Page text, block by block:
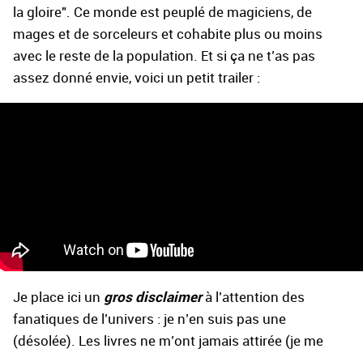
la gloire". Ce monde est peuplé de magiciens, de
mages et de sorceleurs et cohabite plus ou moins
avec le reste de la population. Et si ça ne t’as pas
assez donné envie, voici un petit trailer :
Je place ici un gros disclaimerà l’attention des
fanatiques de l’univers : je n’en suis pas une
(désolée). Les livres ne m’ont jamais attirée (je me